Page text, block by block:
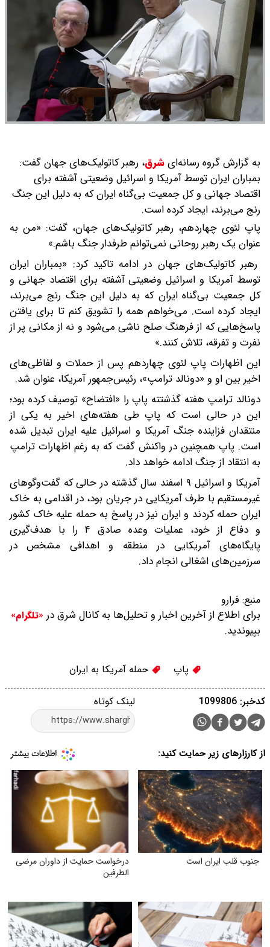
به گزارش گروه رسانه‌ایشرق، رهبر کاتولیک‌های جهان گفت:
بمباران ایران توسط آمریکا و اسرائیل وضعیتی آشفته برای
اقتصاد جهانی و کل جمعیت بی‌گناه ایران که به دلیل این جنگ
رنج می‌برند، ایجاد کرده است.
پاپ لئوی چهاردهم، رهبر کاتولیک‌های جهان، گفت: «من به
عنوان یک رهبر روحانی نمی‌توانم طرفدار جنگ باشم.»
رهبر کاتولیک‌های جهان در ادامه تاکید کرد: «بمباران ایران
توسط آمریکا و اسرائیل وضعیتی آشفته برای اقتصاد جهانی و
کل جمعیت بی‌گناه ایران که به دلیل این جنگ رنج می‌برند،
ایجاد کرده است. می‌خواهم همه را تشویق کنم تا برای یافتن
پاسخ‌هایی که از فرهنگ صلح ناشی می‌شود و نه از مکانی پر از
نفرت و تفرقه، تلاش کنند.»
این اظهارات پاپ لئوی چهاردهم پس از حملات و لفاظی‌های
اخیر بین او و «دونالد ترامپ»، رئیس‌جمهور آمریکا، عنوان شد.
دونالد ترامپ هفته گذشتته پاپ را «افتضاح» توصیف کرده بود؛
این در حالی است که پاپ طی هفته‌های اخیر به یکی از
منتقدان فزاینده جنگ آمریکا و اسرائیل علیه ایران تبدیل شده
است. پاپ همچنین در واکنش گفت که به رغم اظهارات ترامپ
به انتقاد از جنگ ادامه خواهد داد.
آمریکا و اسرائیل ۹ اسفند سال گذشته در حالی که گفت‌وگوهای
غیرمستقیم با طرف آمریکایی در جریان بود، در اقدامی به خاک
ایران حمله کردند و ایران نیز در پاسخ به حمله علیه خاک کشور
و دفاع از خود، عملیات وعده صادق ۴ را با هدف‌گیری
پایگاه‌های آمریکایی در منطقه و اهدافی مشخص در
سرزمین‌های اشغالی انجام داد.
منبع: فرارو
برای اطلاع از آخرین اخبار و تحلیل‌ها به کانال شرق در «تلگرام»
بپیوندید.
پاپ حمله آمریکا به ایران
لینک کوتاه کدخبر: 1099806
از کارزارهای زیر حمایت کنید:
جنوب قلب ایران است
درخواست حمایت از داوران مرضی
الطرفین